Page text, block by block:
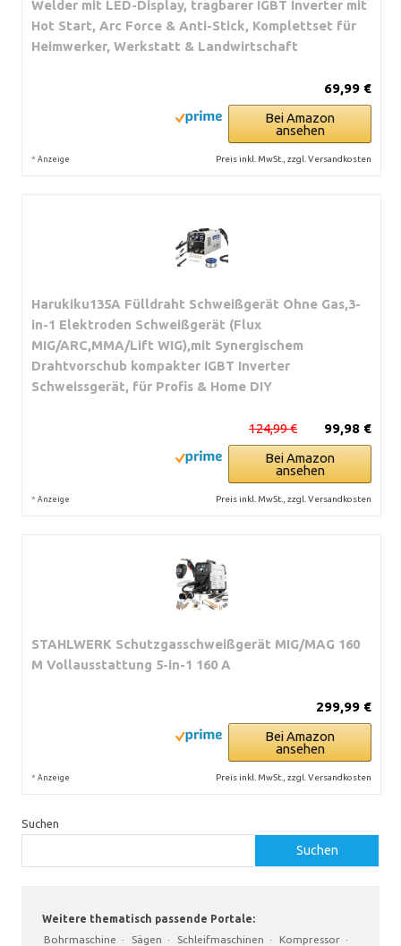
Welder mit LED-Display, tragbarer IGBT Inverter mit
Hot Start, Arc Force & Anti-Stick, Komplettset für
Heimwerker, Werkstatt & Landwirtschaft
69,99 €
Bei Amazon
ansehen
* Anzeige Preis inkl. MwSt., zzgl. Versandkosten
Harukiku135A Fülldraht Schweißgerät Ohne Gas,3-
in-1 Elektroden Schweißgerät (Flux
MIG/ARC,MMA/Lift WIG),mit Synergischem
Drahtvorschub kompakter IGBT Inverter
Schweissgerät, für Profis & Home DIY
99,98 €
124,99 €
Bei Amazon
ansehen
* Anzeige Preis inkl. MwSt., zzgl. Versandkosten
STAHLWERK Schutzgasschweißgerät MIG/MAG 160
M Vollausstattung 5-in-1 160 A
299,99 €
Bei Amazon
ansehen
* Anzeige Preis inkl. MwSt., zzgl. Versandkosten
Suchen
Suchen
Weitere thematisch passende Portale:
Bohrmaschine · Sägen · Schleifmaschinen · Kompressor ·